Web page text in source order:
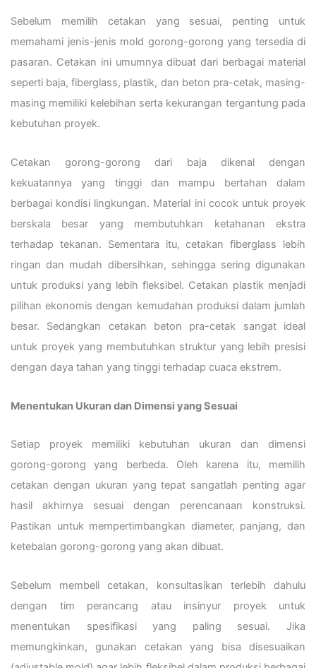
Sebelum memilih cetakan yang sesuai, penting untuk
memahami jenis-jenis mold gorong-gorong yang tersedia di
pasaran. Cetakan ini umumnya dibuat dari berbagai material
seperti baja, fiberglass, plastik, dan beton pra-cetak, masing-
masing memiliki kelebihan serta kekurangan tergantung pada
kebutuhan proyek.
Cetakan gorong-gorong dari baja dikenal dengan
kekuatannya yang tinggi dan mampu bertahan dalam
berbagai kondisi lingkungan. Material ini cocok untuk proyek
berskala besar yang membutuhkan ketahanan ekstra
terhadap tekanan. Sementara itu, cetakan fiberglass lebih
ringan dan mudah dibersihkan, sehingga sering digunakan
untuk produksi yang lebih fleksibel. Cetakan plastik menjadi
pilihan ekonomis dengan kemudahan produksi dalam jumlah
besar. Sedangkan cetakan beton pra-cetak sangat ideal
untuk proyek yang membutuhkan struktur yang lebih presisi
dengan daya tahan yang tinggi terhadap cuaca ekstrem.
Menentukan Ukuran dan Dimensi yang Sesuai
Setiap proyek memiliki kebutuhan ukuran dan dimensi
gorong-gorong yang berbeda. Oleh karena itu, memilih
cetakan dengan ukuran yang tepat sangatlah penting agar
hasil akhirnya sesuai dengan perencanaan konstruksi.
Pastikan untuk mempertimbangkan diameter, panjang, dan
ketebalan gorong-gorong yang akan dibuat.
Sebelum membeli cetakan, konsultasikan terlebih dahulu
dengan tim perancang atau insinyur proyek untuk
menentukan spesifikasi yang paling sesuai. Jika
memungkinkan, gunakan cetakan yang bisa disesuaikan